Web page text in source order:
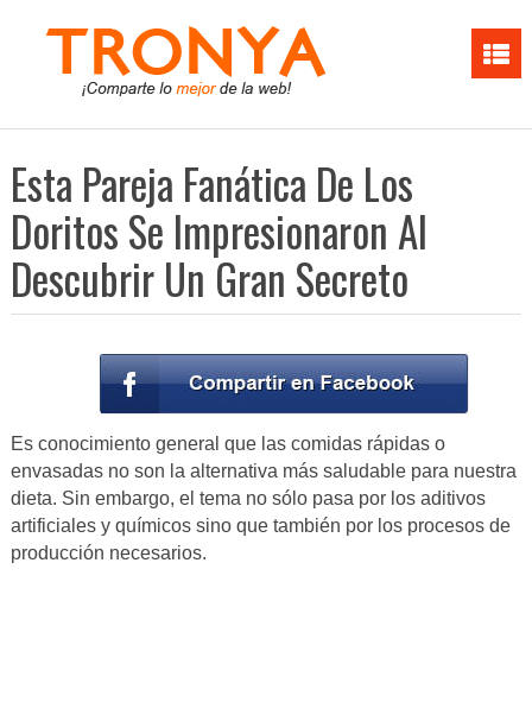
Esta Pareja Fanática De Los
Doritos Se Impresionaron Al
Descubrir Un Gran Secreto
Es conocimiento general que las comidas rápidas o
envasadas no son la alternativa más saludable para nuestra
dieta. Sin embargo, el tema no sólo pasa por los aditivos
artificiales y químicos sino que también por los procesos de
producción necesarios.